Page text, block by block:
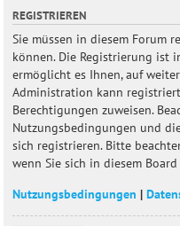
REGISTRIEREN
Sie müssen in diesem Forum
können. Die Registrierung ist
ermöglicht es Ihnen, auf
Administration kann
Berechtigungen zuweisen.
Nutzungsbedingungen und
sich registrieren. Bitte
wenn Sie sich in diesem
Nutzungsbedingungen |